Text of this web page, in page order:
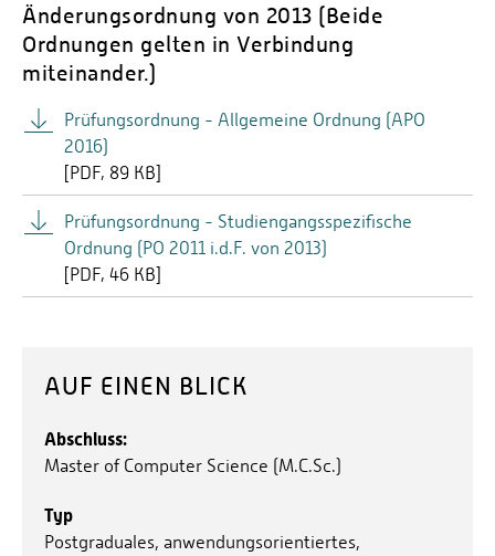
Änderungsordnung von 2013 (Beide
Ordnungen gelten in Verbindung
miteinander.)
Prüfungsordnung - Allgemeine Ordnung (APO
2016)
[PDF 89 KB]
Prüfungsordnung - Studiengangsspezifische
Ordnung (PO 2011 i.d.F. von 2013)
[PDF 46 KB]
AUF EINEN BLICK
Abschluss:
Master of Computer Science (M.C.Sc.)
Typ
Postgraduales, anwendungsorientiertes,